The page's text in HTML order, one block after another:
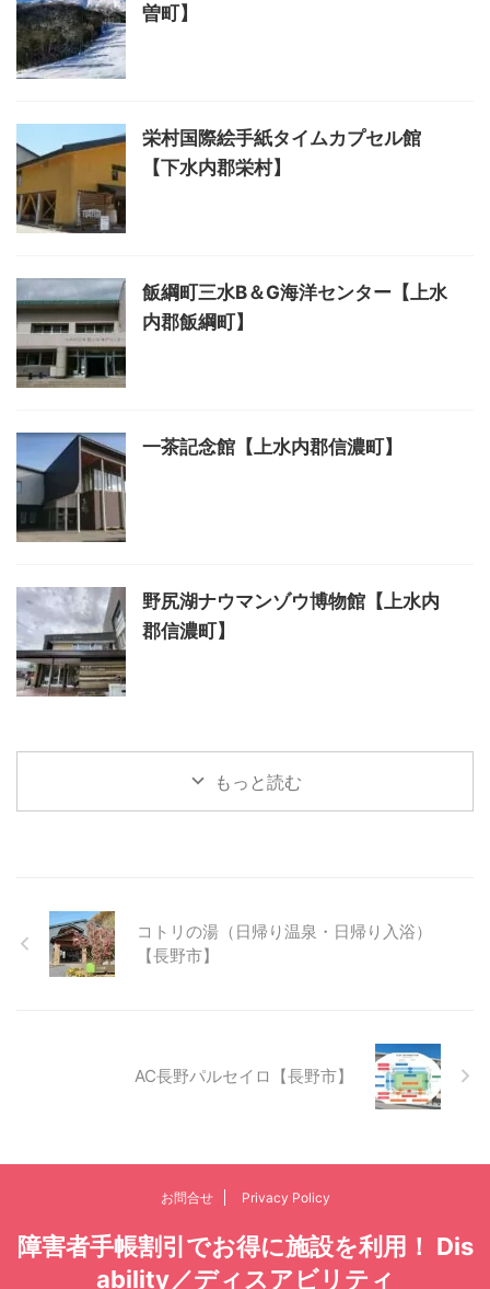
曽町】
栄村国際絵手紙タイムカプセル館
【下水内郡栄村】
飯綱町三水B＆G海洋センター【上水
内郡飯綱町】
一茶記念館【上水内郡信濃町】
野尻湖ナウマンゾウ博物館【上水内
郡信濃町】
もっと読む
コトリの湯（日帰り温泉・日帰り入浴）
【長野市】
AC長野パルセイロ【長野市】
お問合せ Privacy Policy
障害者手帳割引でお得に施設を利用！ Dis
ability／ディスアビリティ